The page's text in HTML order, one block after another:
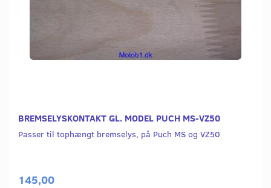
BREMSELYSKONTAKT GL. MODEL PUCH MS-VZ50
Passer til tophængt bremselys, på Puch MS og VZ50
145,00